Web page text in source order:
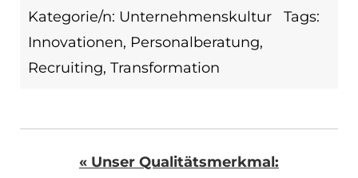
Kategorie/n: Unternehmenskultur
Tags:
Innovationen, Personalberatung,
Recruiting, Transformation
« Unser Qualitätsmerkmal: